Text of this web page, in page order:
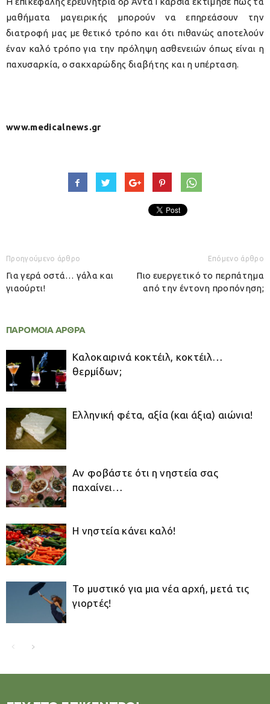
μαθήματα μαγειρικής μπορούν να επηρεάσουν την
διατροφή μας με θετικό τρόπο και ότι πιθανώς αποτελούν
έναν καλό τρόπο για την πρόληψη ασθενειών όπως είναι η
παχυσαρκία, ο σακχαρώδης διαβήτης και η υπέρταση.
www.medicalnews.gr
Προηγούμενο άρθρο
Για γερά οστά… γάλα και
γιαούρτι!
Επόμενο άρθρο
Πιο ευεργετικό το περπάτημα
από την έντονη προπόνηση;
ΠΑΡΟΜΟΙΑ ΑΡΘΡΑ
Καλοκαιρινά κοκτέιλ, κοκτέιλ…
θερμίδων;
Ελληνική φέτα, αξία (και άξια) αιώνια!
Αν φοβάστε ότι η νηστεία σας
παχαίνει…
Η νηστεία κάνει καλό!
Το μυστικό για μια νέα αρχή, μετά τις
γιορτές!